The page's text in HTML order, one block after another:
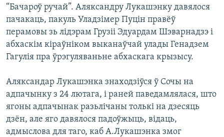
КУЛЬТУРА
КАЛЯНДАР
МОВА
НА ХВАЛЯХ СВАБОДЫ
“Бачароў ручай”. Аляксандру Лукашэнку давялося
пачакаць, пакуль Уладзімер Пуцін правёў
перамовы зь лідэрам Грузіі Эдуардам Шэварнадзэ і
абхаскім кіраўніком выканаўчай улады Генадзем
Гагулія пра ўрэгуляваньне абхаскага крызысу.
Аляксандар Лукашэнка знаходзіўся ў Сочы на
адпачынку з 24 лютага, і раней паведамлялася, што
ягоны адпачынак разьлічаны толькі на дзесяць
дзён, але яго давялося падоўжыць, відаць,
адмыслова для таго, каб А.Лукашэнка змог